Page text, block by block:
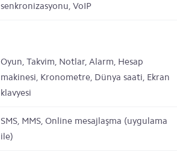
senkronizasyonu, VoIP
Oyun, Takvim, Notlar, Alarm, Hesap
makinesi, Kronometre, Dünya saati, Ekran
klavyesi
SMS, MMS, Online mesajlaşma (uygulama
ile)